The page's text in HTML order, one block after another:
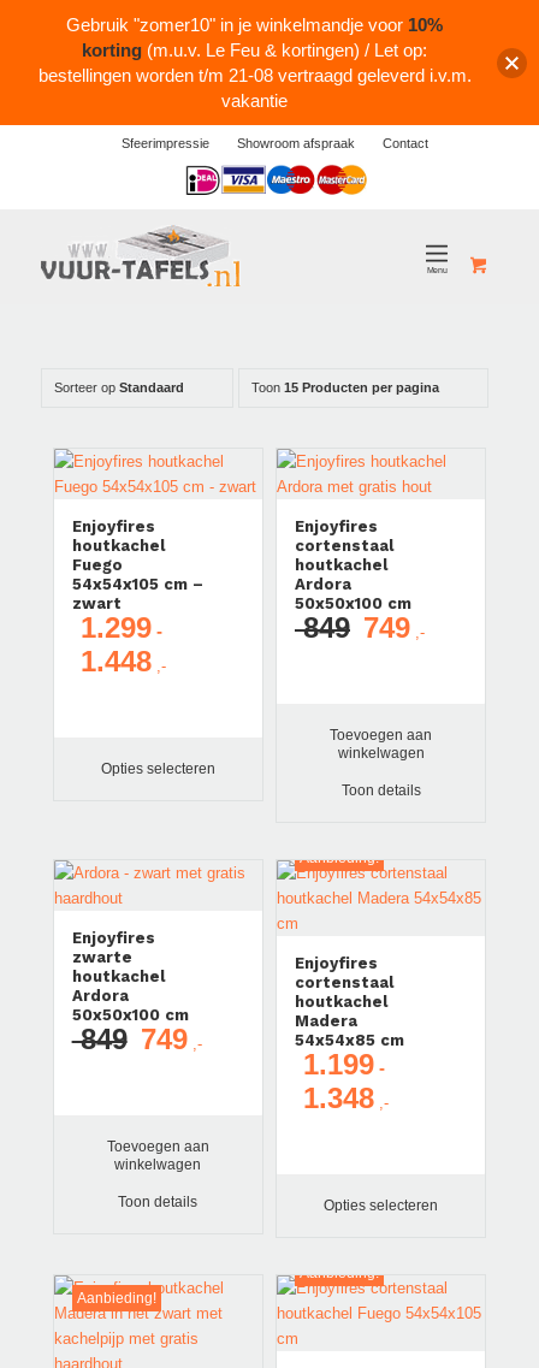
Sfeerimpressie Showroom afspraak Contact
Logos
Sorteer op Standaard Toon 15 Producten per pagina
Enjoyfires
houtkachel
Fuego
54x54x105 cm –
zwart
1.299 -
1.448Prijsklasse:
Opties selecteren
Enjoyfires
cortenstaal
houtkachel
Ardora
50x50x100 cm
849
Oorspronkelijke
749Huidige
Aanbieding!
Toevoegen aan
winkelwagen
Toon details
Enjoyfires
zwarte
houtkachel
Ardora
50x50x100 cm
849
Oorspronkelijke
749Huidige
Toevoegen aan
winkelwagen
Toon details
Enjoyfires
cortenstaal
houtkachel
Madera
54x54x85 cm
1.199 -
1.348Prijsklasse:
Aanbieding!
Opties selecteren
Aanbieding!
Aanbieding!
Gebruik "zomer10" in je winkelmandje voor 10%
korting (m.u.v. Le Feu & kortingen) / Let op:
bestellingen worden t/m 21-08 vertraagd geleverd i.v.m.
vakantie